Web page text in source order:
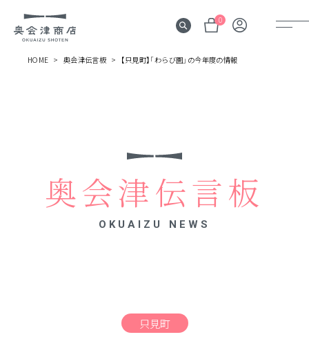
0
見所
よむ
HOME 奥会津伝言板 【只見町】「わらび園」の今年度の情報
奥会津伝言板
OKUAIZU NEWS
只見町